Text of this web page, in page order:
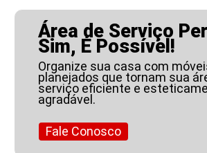
Área de Serviço
Sim, É Possível!
Organize sua casa com
planejados que tornam sua
serviço eficiente e
agradável.
Fale Conosco